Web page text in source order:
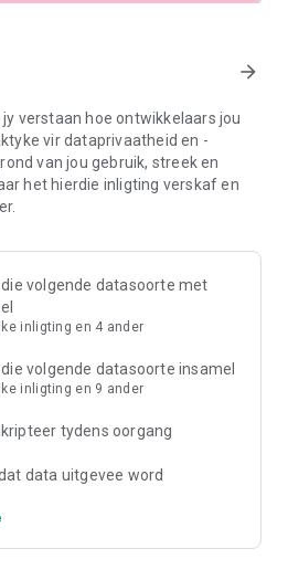
arrow_forward
verstaan hoe ontwikkelaars jou
vir dataprivaatheid en -
van jou gebruik, streek en
het hierdie inligting verskaf en
die volgende datasoorte met
inligting en 4 ander
volgende datasoorte insamel
inligting en 9 ander
tydens oorgang
data uitgevee word